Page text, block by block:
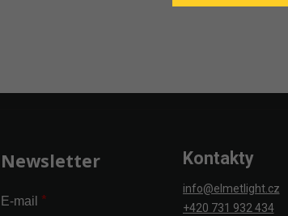
Newsletter
E-mail *
Kontakty
info@elmetlight.cz
+420 731 932 434